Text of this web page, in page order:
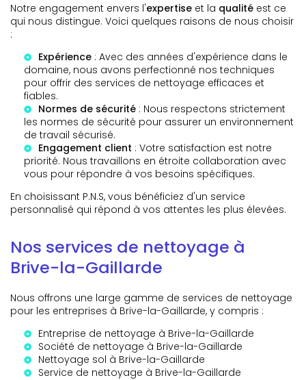
Notre engagement envers l'expertise et la qualité est ce
qui nous distingue. Voici quelques raisons de nous choisir
:
Expérience : Avec des années d'expérience dans le
domaine, nous avons perfectionné nos techniques
pour offrir des services de nettoyage efficaces et
fiables.
Normes de sécurité : Nous respectons strictement
les normes de sécurité pour assurer un environnement
de travail sécurisé.
Engagement client : Votre satisfaction est notre
priorité. Nous travaillons en étroite collaboration avec
vous pour répondre à vos besoins spécifiques.
En choisissant P.N.S, vous bénéficiez d'un service
personnalisé qui répond à vos attentes les plus élevées.
Nos services de nettoyage à
Brive-la-Gaillarde
Nous offrons une large gamme de services de nettoyage
pour les entreprises à Brive-la-Gaillarde, y compris :
Entreprise de nettoyage à Brive-la-Gaillarde
Société de nettoyage à Brive-la-Gaillarde
Nettoyage sol à Brive-la-Gaillarde
Service de nettoyage à Brive-la-Gaillarde